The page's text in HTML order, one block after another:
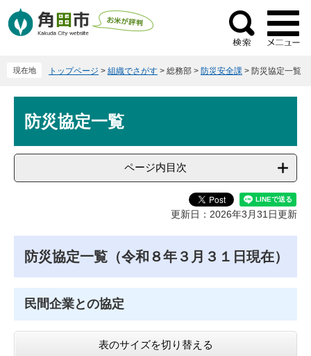
ー
ニ
検
索
現在地 トップページ > 組織でさがす > 総務部 > 防災安全課 > 防災協定一覧
防災協定一覧
ページ内目次
更新日：2026年3月31日更新
防災協定一覧（令和８年３月３１日現在）
民間企業との協定
表のサイズを切り替える